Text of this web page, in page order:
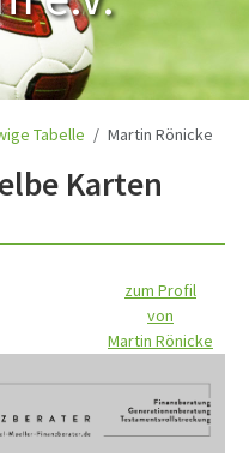
Tabelle Martin Rönicke
Karten
zum Profil
von
Martin Rönicke